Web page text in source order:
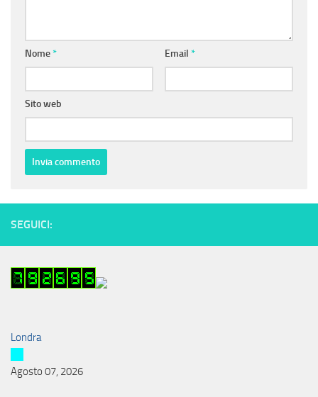
Nome* Email *
Sito web
SEGUICI:
Londra
Agosto 07, 2026